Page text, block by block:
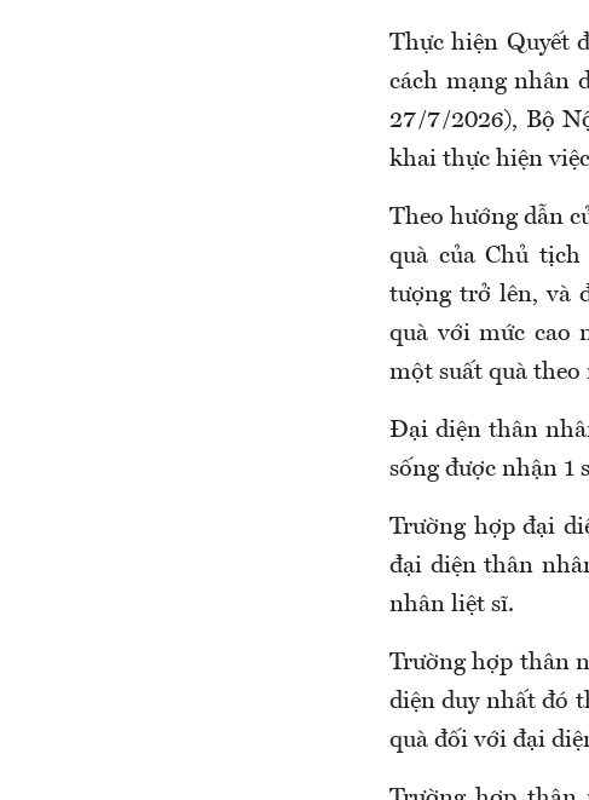
Thực hiện Quyết
cách mạng nhân
27/7/2026), Bộ
khai thực hiện
Theo hướng dẫn
quà của Chủ
tượng trở lên, và
quà với mức cao
một suất quà theo
Đại diện thân
sống được nhận 1
Trường hợp đại
đại diện thân
nhân liệt sĩ.
Trường hợp thân
diện duy nhất đó
quà đối với đại